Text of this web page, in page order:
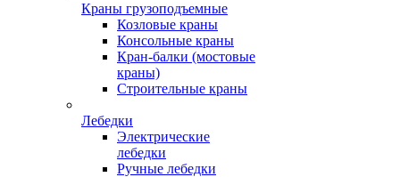
Краны грузоподъемные
Козловые краны
Консольные краны
Кран-балки (мостовые
краны)
Строительные краны
Лебедки
Электрические
лебедки
Ручные лебедки